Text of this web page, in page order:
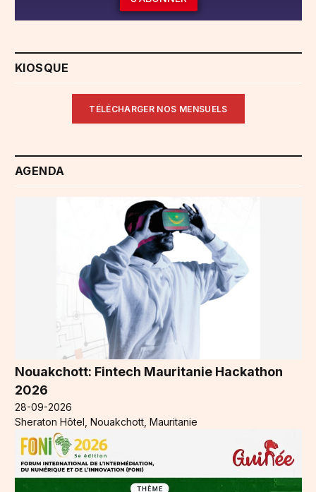
KIOSQUE
TÉLÉCHARGER NOS MENSUELS
AGENDA
Nouakchott: Fintech Mauritanie Hackathon
2026
28-09-2026
Sheraton Hôtel, Nouakchott, Mauritanie